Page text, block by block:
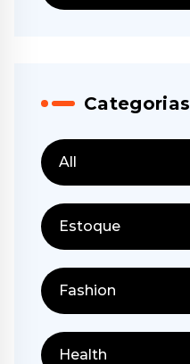
Categorias
All
Estoque
Fashion
Health